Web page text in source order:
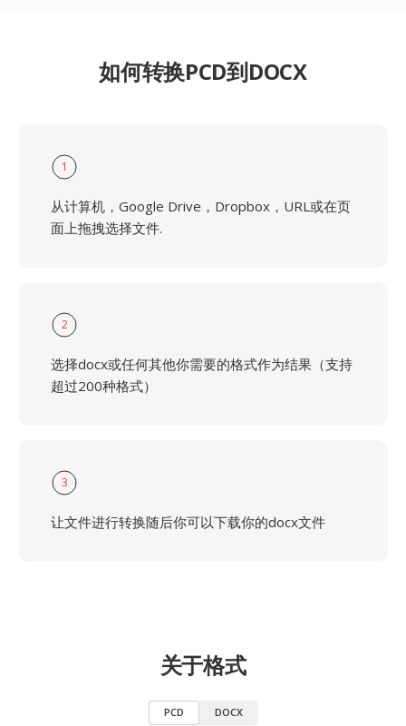
如何转换PCD到DOCX
1
从计算机，Google Drive，Dropbox，URL或在页
面上拖拽选择文件.
2
选择docx或任何其他你需要的格式作为结果（支持
超过200种格式）
3
让文件进行转换随后你可以下载你的docx文件
关于格式
PCD DOCX